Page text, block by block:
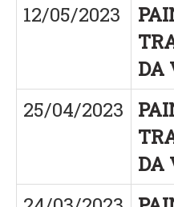
12/05/2023
DA
25/04/2023
DA